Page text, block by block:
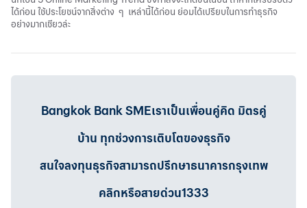
ได้ก่อน ใช้ประโยชน์จากสิ่งต่าง ๆ เหล่านี้ได้ก่อน ย่อมได้เปรียบในการทำธุรกิจ
อย่างมากเชียวล่ะ
Bangkok Bank SMEเราเป็นเพื่อนคู่คิด มิตรคู่
บ้าน ทุกช่วงการเติบโตของธุรกิจ
สนใจลงทุนธุรกิจสามารถปรึกษาธนาคารกรุงเทพ
คลิกหรือสายด่วน1333